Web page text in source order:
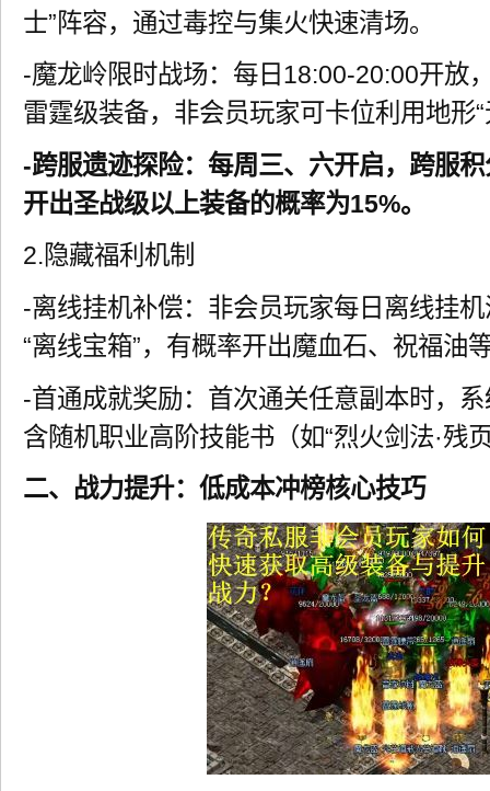
士”阵容，通过毒控与集火快速清场。
-魔龙岭限时战场：每日18:00-20:00开放
雷霆级装备，非会员玩家可卡位利用地形“
-跨服遗迹探险：每周三、六开启，跨服
开出圣战级以上装备的概率为15%。
2.隐藏福利机制
-离线挂机补偿：非会员玩家每日离线挂
“离线宝箱”，有概率开出魔血石、祝福油
-首通成就奖励：首次通关任意副本时，系
含随机职业高阶技能书（如“烈火剑法·残
二、战力提升：低成本冲榜核心技巧